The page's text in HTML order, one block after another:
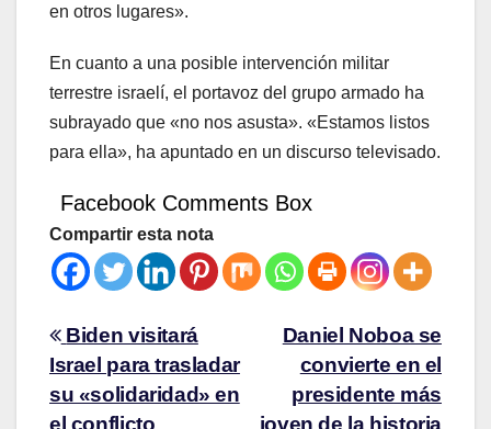
en otros lugares».
En cuanto a una posible intervención militar
terrestre israelí, el portavoz del grupo armado ha
subrayado que «no nos asusta». «Estamos listos
para ella», ha apuntado en un discurso televisado.
Facebook Comments Box
Compartir esta nota
Daniel Noboa se
convierte en el
presidente más
joven de la historia
Biden visitará
Israel para trasladar
su «solidaridad» en
el conflicto